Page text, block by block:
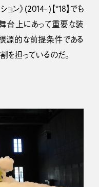
ョン》(2014- )【*18】でも
台上にあって重要な装
源的な前提条件である
を担っているのだ。